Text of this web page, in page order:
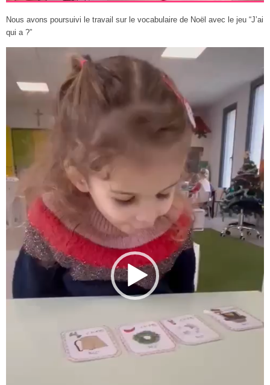
Nous avons poursuivi le travail sur le vocabulaire de Noël avec le jeu “J’ai
qui a ?”